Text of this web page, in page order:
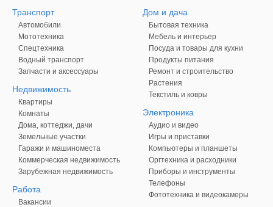
Транспорт
Автомобили
Мототехника
Спецтехника
Водный транспорт
Запчасти и аксессуары
Недвижимость
Квартиры
Комнаты
Дома, коттеджи, дачи
Земельные участки
Гаражи и машиноместа
Коммерческая недвижимость
Зарубежная недвижимость
Работа
Вакансии
Дом и дача
Бытовая техника
Мебель и интерьер
Посуда и товары для кухни
Продукты питания
Ремонт и строительство
Растения
Текстиль и ковры
Электроника
Аудио и видео
Игры и приставки
Компьютеры и планшеты
Оргтехника и расходники
Приборы и инструменты
Телефоны
Фототехника и видеокамеры